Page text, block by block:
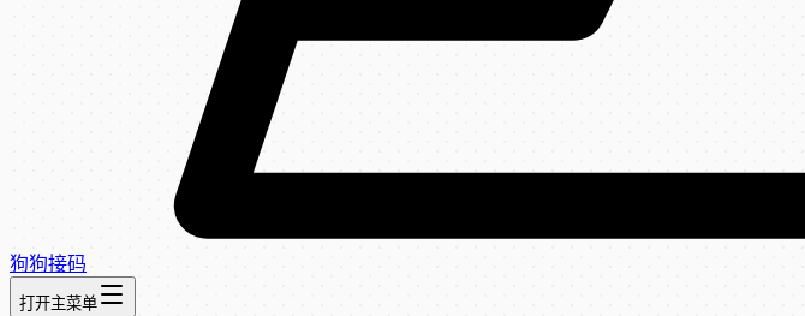
狗狗接码
打开主菜单